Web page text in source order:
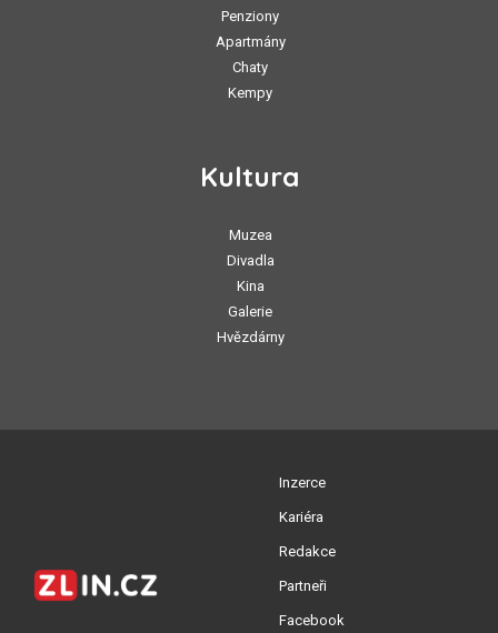
Penziony
Apartmány
Chaty
Kempy
Kultura
Muzea
Divadla
Kina
Galerie
Hvězdárny
Inzerce
Kariéra
Redakce
Partneři
Facebook